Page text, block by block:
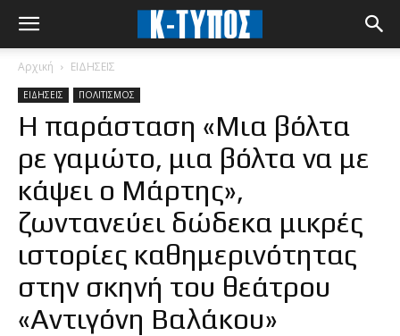
Αρχική ΕΙΔΗΣΕΙΣ
ΕΙΔΗΣΕΙΣ ΠΟΛΙΤΙΣΜΟΣ
Η παράσταση «Μια βόλτα
ρε γαμώτο, μια βόλτα να με
κάψει ο Μάρτης»,
ζωντανεύει δώδεκα μικρές
ιστορίες καθημερινότητας
στην σκηνή του θεάτρου
«Αντιγόνη Βαλάκου»